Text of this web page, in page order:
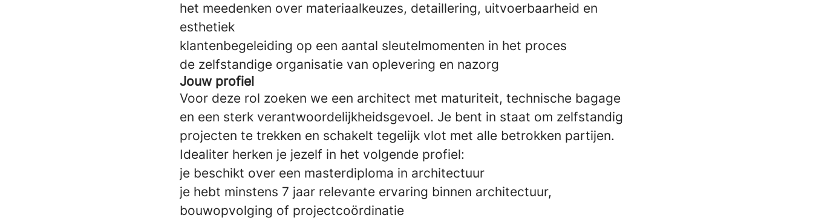
het meedenken over materiaalkeuzes, detaillering, uitvoerbaarheid en
esthetiek
klantenbegeleiding op een aantal sleutelmomenten in het proces
de zelfstandige organisatie van oplevering en nazorg
Jouw profiel
Voor deze rol zoeken we een architect met maturiteit, technische bagage
en een sterk verantwoordelijkheidsgevoel. Je bent in staat om zelfstandig
projecten te trekken en schakelt tegelijk vlot met alle betrokken partijen.
Idealiter herken je jezelf in het volgende profiel:
je beschikt over een masterdiploma in architectuur
je hebt minstens 7 jaar relevante ervaring binnen architectuur,
bouwopvolging of projectcoördinatie